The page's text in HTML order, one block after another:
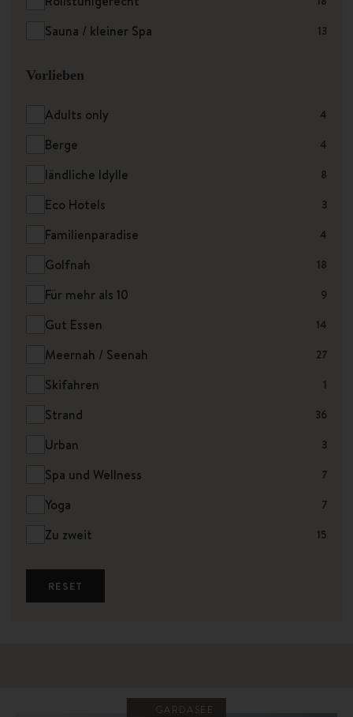
Sauna / kleiner Spa 13
Vorlieben
Adults only 4
Berge 4
ländliche Idylle 8
Eco Hotels 3
Familienparadise 4
Golfnah 18
Für mehr als 10 9
Gut Essen 14
Meernah / Seenah 27
Skifahren 1
Strand 36
Urban 3
Spa und Wellness 7
Yoga 7
Zu zweit 15
RESET
GARDASEE